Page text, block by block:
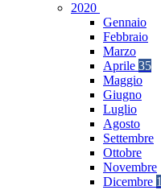
2020
Gennaio
Febbraio
Marzo
Aprile 35
Maggio
Giugno
Luglio
Agosto
Settembre
Ottobre
Novembre
Dicembre 1